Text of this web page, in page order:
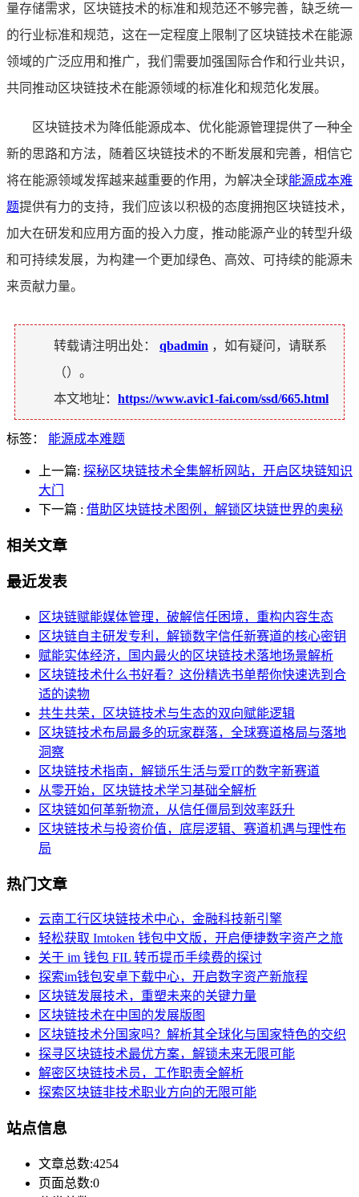
量存储需求，区块链技术的标准和规范还不够完善，缺乏统一
的行业标准和规范，这在一定程度上限制了区块链技术在能源
领域的广泛应用和推广，我们需要加强国际合作和行业共识，
共同推动区块链技术在能源领域的标准化和规范化发展。
区块链技术为降低能源成本、优化能源管理提供了一种全
新的思路和方法，随着区块链技术的不断发展和完善，相信它
将在能源领域发挥越来越重要的作用，为解决全球能源成本难
题提供有力的支持，我们应该以积极的态度拥抱区块链技术，
加大在研发和应用方面的投入力度，推动能源产业的转型升级
和可持续发展，为构建一个更加绿色、高效、可持续的能源未
来贡献力量。
转载请注明出处： qbadmin ，如有疑问，请联系
（）。
本文地址： https://www.avic1-fai.com/ssd/665.html
标签： 能源成本难题
上一篇: 探秘区块链技术全集解析网站，开启区块链知识
大门
下一篇 : 借助区块链技术图例，解锁区块链世界的奥秘
相关文章
最近发表
区块链赋能媒体管理，破解信任困境，重构内容生态
区块链自主研发专利，解锁数字信任新赛道的核心密钥
赋能实体经济，国内最火的区块链技术落地场景解析
区块链技术什么书好看？这份精选书单帮你快速选到合
适的读物
共生共荣，区块链技术与生态的双向赋能逻辑
区块链技术布局最多的玩家群落，全球赛道格局与落地
洞察
区块链技术指南，解锁乐生活与爱IT的数字新赛道
从零开始，区块链技术学习基础全解析
区块链如何革新物流，从信任僵局到效率跃升
区块链技术与投资价值，底层逻辑、赛道机遇与理性布
局
热门文章
云南工行区块链技术中心，金融科技新引擎
轻松获取 Imtoken 钱包中文版，开启便捷数字资产之旅
关于 im 钱包 FIL 转币提币手续费的探讨
探索im钱包安卓下载中心，开启数字资产新旅程
区块链发展技术，重塑未来的关键力量
区块链技术在中国的发展版图
区块链技术分国家吗？解析其全球化与国家特色的交织
探寻区块链技术最优方案，解锁未来无限可能
解密区块链技术员，工作职责全解析
探索区块链非技术职业方向的无限可能
站点信息
文章总数:4254
页面总数:0